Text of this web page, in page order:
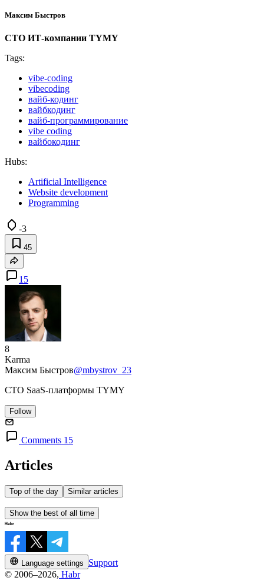
Максим Быстров
СТО ИТ-компании TYMY
Tags:
vibe-coding
vibecoding
вайб-кодинг
вайбкодинг
вайб-программирование
vibe coding
вайбокодинг
Hubs:
Artificial Intelligence
Website development
Programming
-3
45
15
8
Karma
Максим Быстров@mbystrov_23
CTO SaaS-платформы TYMY
Follow
Comments 15
Articles
Top of the day Similar articles
Show the best of all time
Language settings
Support
© 2006–2026, Habr